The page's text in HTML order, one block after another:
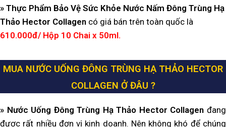
» Thực Phẩm Bảo Vệ Sức Khỏe Nước Nấm Đông Trùng Hạ
Thảo Hector Collagen có giá bán trên toàn quốc là
610.000đ/ Hộp 10 Chai x 50ml.
MUA NƯỚC UỐNG ĐÔNG TRÙNG HẠ THẢO HECTOR
COLLAGEN Ở ĐÂU ?
» Nước Uống Đông Trùng Hạ Thảo Hector Collagen đang
được rất nhiều đơn vị kinh doanh. Nên không khó để chúng